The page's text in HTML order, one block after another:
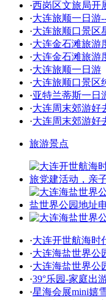
·西岗区文旅局开
·大连旅顺一日游
·大连旅顺口景区
·大连金石滩旅游
·大连金石滩旅游
·大连旅顺一日游
·大连旅顺口景区
·亚特兰蒂斯一日
·大连周末郊游好
·大连周末郊游好
旅游景点
·大连开世航海时
·大连海盐世界公
·大连海盐世界公
·39°乐园-家庭出
·星海会展mini嬉